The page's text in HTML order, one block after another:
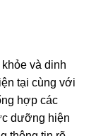
và dinh
tại cùng với
hợp các
dưỡng hiện